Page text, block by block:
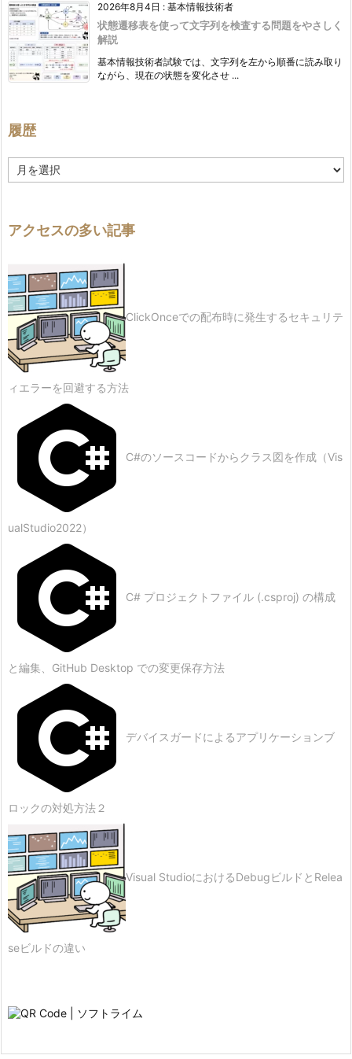
2026年8月4日 : 基本情報技術者
状態遷移表を使って文字列を検査する問題をやさしく
解説
基本情報技術者試験では、文字列を左から順番に読み取り
ながら、現在の状態を変化させ ...
履歴
歴
アクセスの多い記事
ClickOnceでの配布時に発生するセキュリテ
ィエラーを回避する方法
C#のソースコードからクラス図を作成（Vis
ualStudio2022）
C# プロジェクトファイル (.csproj) の構成
と編集、GitHub Desktop での変更保存方法
デバイスガードによるアプリケーションブ
ロックの対処方法２
Visual StudioにおけるDebugビルドとRelea
seビルドの違い